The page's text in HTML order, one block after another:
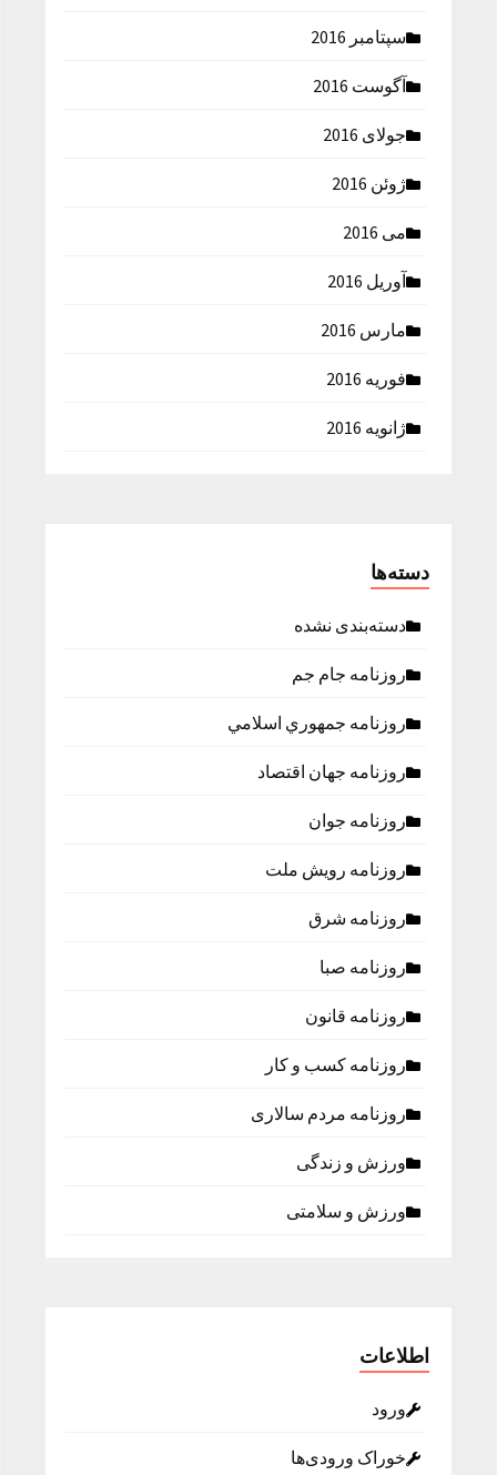
سپتامبر 2016
آگوست 2016
جولای 2016
ژوئن 2016
می 2016
آوریل 2016
مارس 2016
فوریه 2016
ژانویه 2016
دسته‌ها
دسته‌بندی نشده
روزنامه جام جم
روزنامه جمهوري اسلامي
روزنامه جهان اقتصاد
روزنامه جوان
روزنامه رویش ملت
روزنامه شرق
روزنامه صبا
روزنامه قانون
روزنامه كسب و كار
روزنامه مردم سالاری
ورزش و زندگی
ورزش و سلامتی
اطلاعات
ورود
خوراک ورودی‌ها